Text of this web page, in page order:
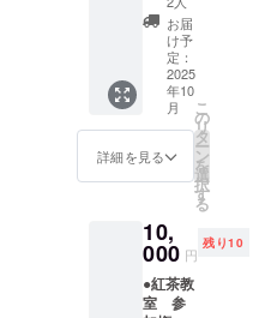
集させ
ていた
だきま
す。 ま
だ、全
員のご
面談が
ていな
いた
のご面
談とさ
せてい
ただき
ます。
お持ち
のお客
様で、
クレ
ジット
事前決
済の方
は優先
（クレ
ジット
決済
ファス
トパ
お持ち
のご本
人様含
む２名
様まで
ご予約
可能で
す。）
ないお
客様の
約・ご
来店は
琲日記
マス
ターに
よる
コー
ヒー教
室 １回
ご招待
権 （教
大前
「MAA
Tle」店
舗内に
て、
お届
け予
定：
2025
年10
月
詳細を見る
こ
の
リ
タ
ー
ン
を
選
択
す
る
10,
000 円
残り10
●紅茶教
室 参